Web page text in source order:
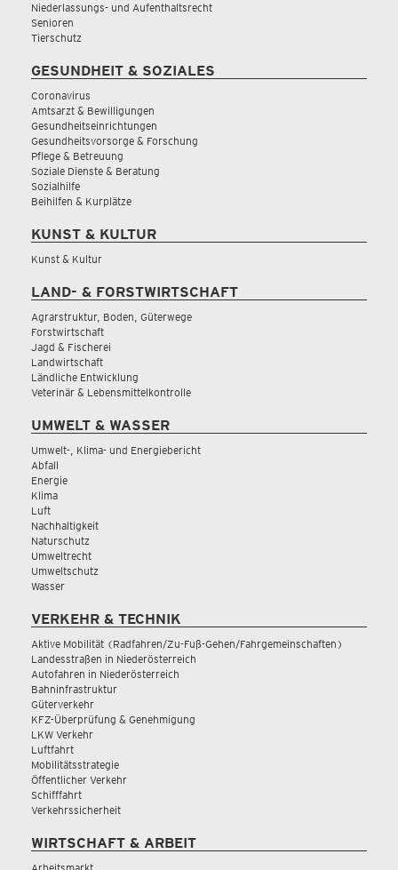
Niederlassungs- und Aufenthaltsrecht
Senioren
Tierschutz
GESUNDHEIT & SOZIALES
Coronavirus
Amtsarzt & Bewilligungen
Gesundheitseinrichtungen
Gesundheitsvorsorge & Forschung
Pflege & Betreuung
Soziale Dienste & Beratung
Sozialhilfe
Beihilfen & Kurplätze
KUNST & KULTUR
Kunst & Kultur
LAND- & FORSTWIRTSCHAFT
Agrarstruktur, Boden, Güterwege
Forstwirtschaft
Jagd & Fischerei
Landwirtschaft
Ländliche Entwicklung
Veterinär & Lebensmittelkontrolle
UMWELT & WASSER
Umwelt-, Klima- und Energiebericht
Abfall
Energie
Klima
Luft
Nachhaltigkeit
Naturschutz
Umweltrecht
Umweltschutz
Wasser
VERKEHR & TECHNIK
Aktive Mobilität (Radfahren/Zu-Fuß-Gehen/Fahrgemeinschaften)
Landesstraßen in Niederösterreich
Autofahren in Niederösterreich
Bahninfrastruktur
Güterverkehr
KFZ-Überprüfung & Genehmigung
LKW Verkehr
Luftfahrt
Mobilitätsstrategie
Öffentlicher Verkehr
Schifffahrt
Verkehrssicherheit
WIRTSCHAFT & ARBEIT